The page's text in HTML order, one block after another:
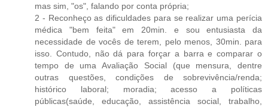
mas sim, "os", falando por conta própria;
2 - Reconheço as dificuldades para se realizar uma perícia
médica "bem feita" em 20min. e sou entusiasta da
necessidade de vocês de terem, pelo menos, 30min. para
isso. Contudo, não dá para forçar a barra e comparar o
tempo de uma Avaliação Social (que mensura, dentre
outras questões, condições de sobrevivência/renda;
histórico laboral; moradia; acesso a políticas
públicas(saúde, educação, assistência social, trabalho,